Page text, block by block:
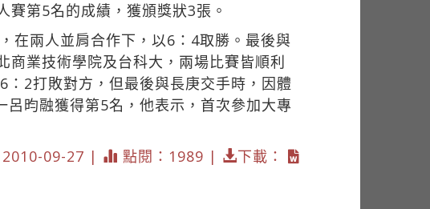
第5名的成績，獲頒獎狀3張。
在兩人並肩合作下，以6：4取勝。最後與
商業技術學院及台科大，兩場比賽皆順利
2打敗對方，但最後與長庚交手時，因體
昀融獲得第5名，他表示，首次參加大專
2010-09-27 | 點閱：1989 | 下載：